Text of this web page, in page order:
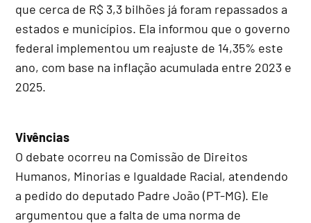
que cerca de R$ 3,3 bilhões já foram repassados a
estados e municípios. Ela informou que o governo
federal implementou um reajuste de 14,35% este
ano, com base na inflação acumulada entre 2023 e
2025.
Vivências
O debate ocorreu na Comissão de Direitos
Humanos, Minorias e Igualdade Racial, atendendo
a pedido do deputado Padre João (PT-MG). Ele
argumentou que a falta de uma norma de